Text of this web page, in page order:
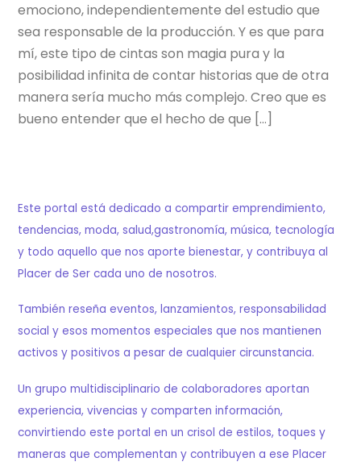
emociono, independientemente del estudio que
sea responsable de la producción. Y es que para
mí, este tipo de cintas son magia pura y la
posibilidad infinita de contar historias que de otra
manera sería mucho más complejo. Creo que es
bueno entender que el hecho de que […]
Este portal está dedicado a compartir emprendimiento,
tendencias, moda, salud,gastronomía, música, tecnología
y todo aquello que nos aporte bienestar, y contribuya al
Placer de Ser cada uno de nosotros.
También reseña eventos, lanzamientos, responsabilidad
social y esos momentos especiales que nos mantienen
activos y positivos a pesar de cualquier circunstancia.
Un grupo multidisciplinario de colaboradores aportan
experiencia, vivencias y comparten información,
convirtiendo este portal en un crisol de estilos, toques y
maneras que complementan y contribuyen a ese Placer